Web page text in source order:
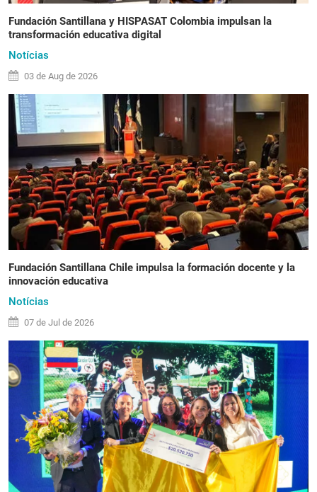
Fundación Santillana y HISPASAT Colombia impulsan la
transformación educativa digital
Notícias
03 de Aug de 2026
Fundación Santillana Chile impulsa la formación docente y la
innovación educativa
Notícias
07 de Jul de 2026